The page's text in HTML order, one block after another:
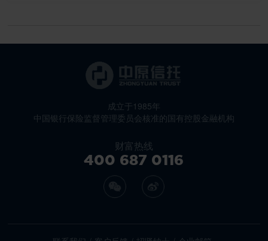
成立于1985年
中国银行保险监督管理委员会核准的国有控股金融机构
财富热线
400 687 0116